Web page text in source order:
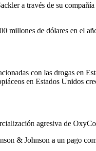
a través de su
de dólares en el
con las drogas en
en Estados Unidos
agresiva de
& Johnson a un pago